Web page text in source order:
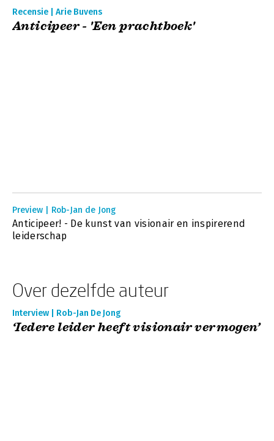
Recensie | Arie Buvens
Anticipeer - 'Een prachtboek'
Preview | Rob-Jan de Jong
Anticipeer! - De kunst van visionair en inspirerend
leiderschap
Over dezelfde auteur
Interview | Rob-Jan De Jong
‘Iedere leider heeft visionair vermogen’